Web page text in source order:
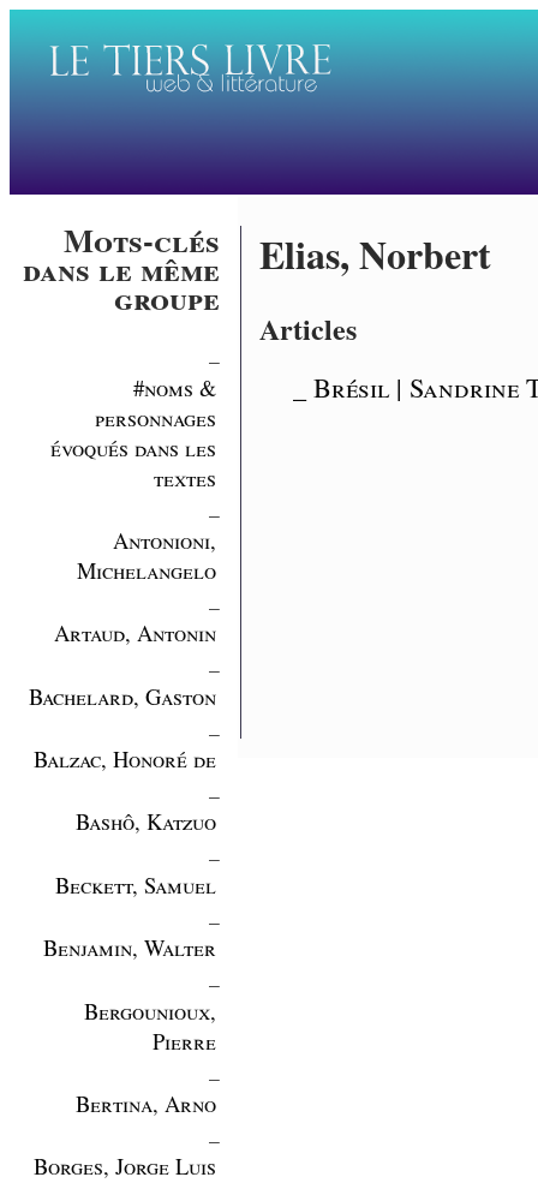
Mots-clés
dans le même
groupe
#noms &
personnages
évoqués dans les
textes
Antonioni,
Michelangelo
Artaud, Antonin
Bachelard, Gaston
Balzac, Honoré de
Bashô, Katzuo
Beckett, Samuel
Benjamin, Walter
Bergounioux,
Pierre
Bertina, Arno
Borges, Jorge Luis
Elias, Norbert
Articles
_ Brésil |